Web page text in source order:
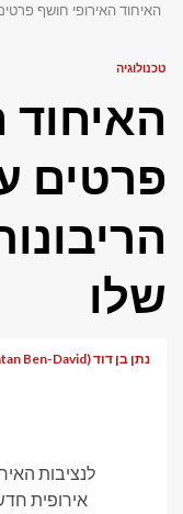
האיחוד האירופי חושף
טכנולוגיה
האיחוד
פרטים
שלו
נתן בן דוד (Natan Ben-David)
לנציבות
אירופית